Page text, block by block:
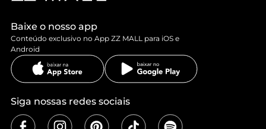
Baixe o nosso app
Conteúdo exclusivo no App ZZ MALL para iOS e
Android
Siga nossas redes sociais